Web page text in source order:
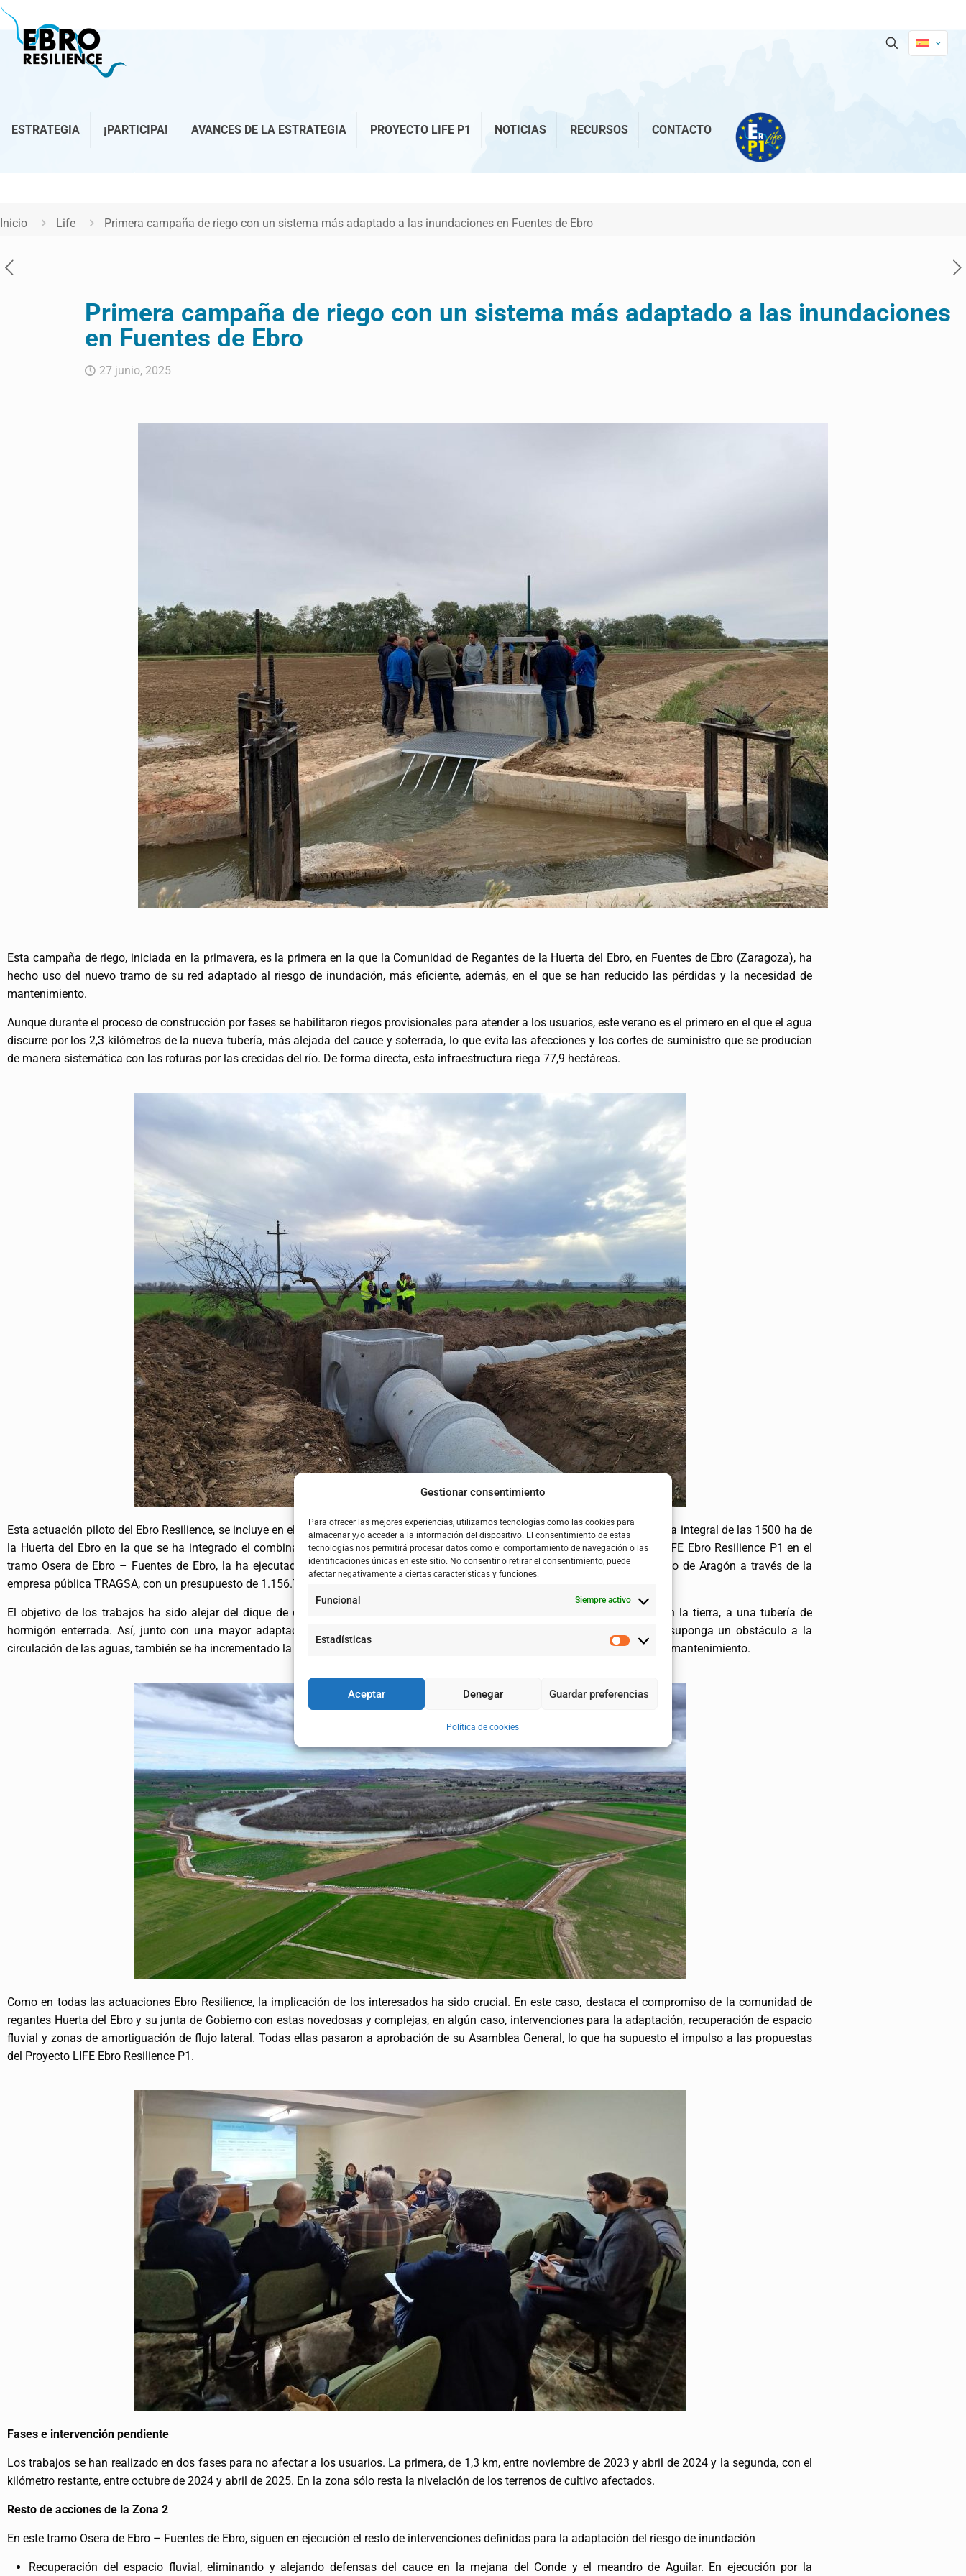
Gestionar consentimiento
Para ofrecer las mejores experiencias, utilizamos tecnologías como las cookies para
almacenar y/o acceder a la información del dispositivo. El consentimiento de estas
tecnologías nos permitirá procesar datos como el comportamiento de navegación o las
identificaciones únicas en este sitio. No consentir o retirar el consentimiento, puede
afectar negativamente a ciertas características y funciones.
Funcional Siempre activo
Estadísticas
Aceptar Denegar Guardar preferencias
Política de cookies
ESTRATEGIA ¡PARTICIPA! AVANCES DE LA ESTRATEGIA PROYECTO LIFE P1 NOTICIAS RECURSOS CONTACTO
Inicio Life Primera campaña de riego con un sistema más adaptado a las inundaciones en Fuentes de Ebro
Primera campaña de riego con un sistema más adaptado a las inundaciones
en Fuentes de Ebro
27 junio, 2025
Esta campaña de riego, iniciada en la primavera, es la primera en la que la Comunidad de Regantes de la Huerta del Ebro, en Fuentes de Ebro (Zaragoza), ha
hecho uso del nuevo tramo de su red adaptado al riesgo de inundación, más eficiente, además, en el que se han reducido las pérdidas y la necesidad de
mantenimiento.
Aunque durante el proceso de construcción por fases se habilitaron riegos provisionales para atender a los usuarios, este verano es el primero en el que el agua
discurre por los 2,3 kilómetros de la nueva tubería, más alejada del cauce y soterrada, lo que evita las afecciones y los cortes de suministro que se producían
de manera sistemática con las roturas por las crecidas del río. De forma directa, esta infraestructura riega 77,9 hectáreas.
Esta actuación piloto del Ebro Resilience, se incluye en el marco general de la actuación futura de concentración parcelaria y mejora integral de las 1500 ha de
la Huerta del Ebro en la que se ha integrado el combinado de soluciones para la adaptación a las inundaciones del Proyecto LIFE Ebro Resilience P1 en el
tramo Osera de Ebro – Fuentes de Ebro, la ha ejecutado el Departamento de Agricultura, Ganadería y Alimentación del Gobierno de Aragón a través de la
empresa pública TRAGSA, con un presupuesto de 1.156.749,93 euros.
El objetivo de los trabajos ha sido alejar del dique de defensa la red de riego existente y pasar de una zanja a cielo abierto en la tierra, a una tubería de
hormigón enterrada. Así, junto con una mayor adaptación a los fenómenos de crecida del río Ebro, al evitar que la acequia suponga un obstáculo a la
circulación de las aguas, también se ha incrementado la eficiencia en el sistema de riego, reduciendo las pérdidas y los trabajos de mantenimiento.
Como en todas las actuaciones Ebro Resilience, la implicación de los interesados ha sido crucial. En este caso, destaca el compromiso de la comunidad de
regantes Huerta del Ebro y su junta de Gobierno con estas novedosas y complejas, en algún caso, intervenciones para la adaptación, recuperación de espacio
fluvial y zonas de amortiguación de flujo lateral. Todas ellas pasaron a aprobación de su Asamblea General, lo que ha supuesto el impulso a las propuestas
del Proyecto LIFE Ebro Resilience P1.
Fases e intervención pendiente
Los trabajos se han realizado en dos fases para no afectar a los usuarios. La primera, de 1,3 km, entre noviembre de 2023 y abril de 2024 y la segunda, con el
kilómetro restante, entre octubre de 2024 y abril de 2025. En la zona sólo resta la nivelación de los terrenos de cultivo afectados.
Resto de acciones de la Zona 2
En este tramo Osera de Ebro – Fuentes de Ebro, siguen en ejecución el resto de intervenciones definidas para la adaptación del riesgo de inundación
Recuperación del espacio fluvial, eliminando y alejando defensas del cauce en la mejana del Conde y el meandro de Aguilar. En ejecución por la